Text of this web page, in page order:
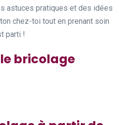
astuces pratiques et des idées
chez-toi tout en prenant soin
parti !
bricolage